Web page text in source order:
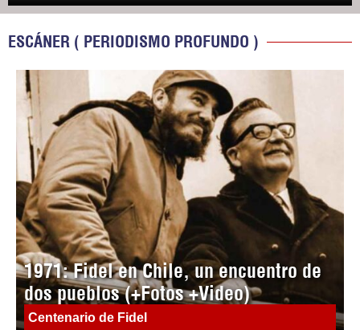
ESCÁNER ( PERIODISMO PROFUNDO )
1971: Fidel en Chile, un encuentro de
dos pueblos (+Fotos +Video)
Centenario de Fidel